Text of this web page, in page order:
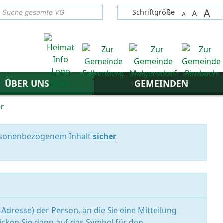
Schriftgröße A A A
ÜBER UNS GEMEINDEN
Inhaltsicher
) der Person, an die Sie eine Mitteilung